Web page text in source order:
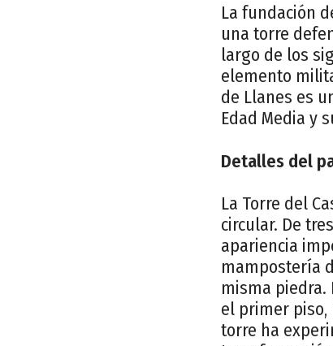
La fundación
una torre
largo de los
elemento
de Llanes es
Edad Media y
Detalles del
La Torre del
circular. De
apariencia
mampostería
misma piedra.
el primer piso,
torre ha